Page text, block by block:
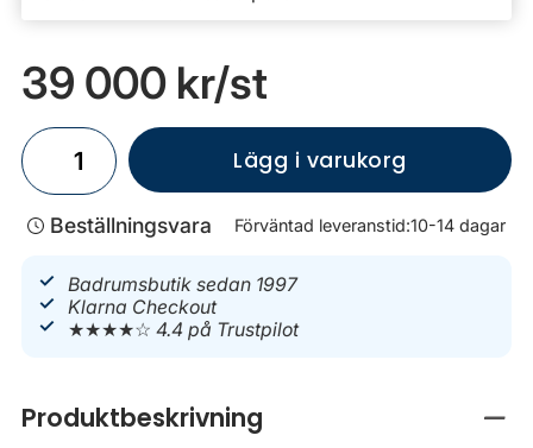
39 000 kr/st
Lägg i varukorg
Beställningsvara Förväntad leveranstid:10-14 dagar
Badrumsbutik sedan 1997
Klarna Checkout
★★★★☆4.4 på Trustpilot
Produktbeskrivning